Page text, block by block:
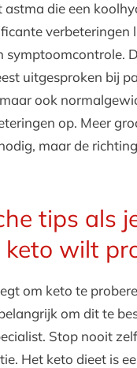
astma die een
verbeteringen
symptoomcontrole.
uitgesproken bij
ook
op. Meer
maar de
tips als
keto wilt
om keto te
om dit te
Stop nooit
Het keto dieet is